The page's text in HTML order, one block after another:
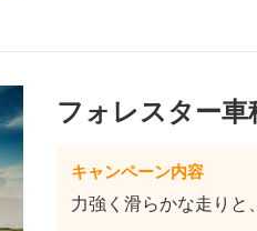
フォレスター車
キャンペーン内容
力強く滑らかな走りと